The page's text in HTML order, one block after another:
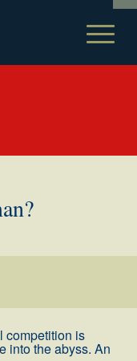
competition is
into the abyss. An